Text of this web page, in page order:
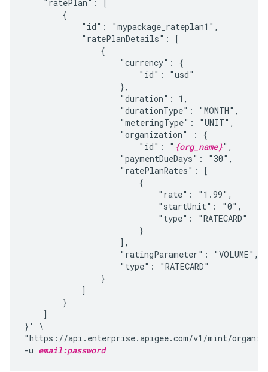
    "ratePlan": [
        {
            "id": "mypackage_rateplan1",
            "ratePlanDetails": [
                {
                    "currency": {
                        "id": "usd"
                    },
                    "duration": 1,
                    "durationType": "MONTH",
                    "meteringType": "UNIT",
                    "organization" : {
                        "id": "
{org_name}",
                    "paymentDueDays": "30",
                    "ratePlanRates": [
                        {
                            "rate": "1.99",
                            "startUnit": "0",
                            "type": "RATECARD"
                        }
                    ],
                    "ratingParameter": "VOLUME",
                    "type": "RATECARD"
                }
            ]
        }
    ]
}' \
"https://api.enterprise.apigee.com/v1/mint/
-u email:password